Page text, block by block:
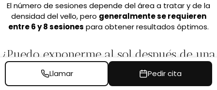
El número de sesiones depende del área a tratar y de la
densidad del vello, pero generalmente se requieren
entre 6 y 8 sesiones para obtener resultados óptimos.
¿Puedo exponerme al sol después de una
sesión de depilación láser de espalda?
Se aconseja evitar la exposición directa al sol y
Llamar Pedir cita